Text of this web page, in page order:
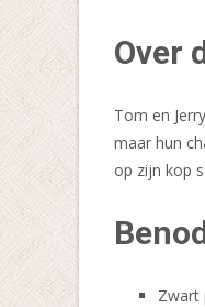
Over
Tom en
maar hun
op zijn kop
Zwart